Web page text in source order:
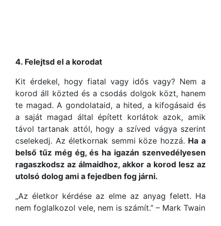
4. Felejtsd el a korodat
Kit érdekel, hogy fiatal vagy idős vagy? Nem a
korod áll közted és a csodás dolgok közt, hanem
te magad. A gondolataid, a hited, a kifogásaid és
a saját magad által épített korlátok azok, amik
távol tartanak attól, hogy a szíved vágya szerint
cselekedj. Az életkornak semmi köze hozzá. Ha a
belső tűz még ég, és ha igazán szenvedélyesen
ragaszkodsz az álmaidhoz, akkor a korod lesz az
utolsó dolog ami a fejedben fog járni.
„Az életkor kérdése az elme az anyag felett. Ha
nem foglalkozol vele, nem is számít.” – Mark Twain